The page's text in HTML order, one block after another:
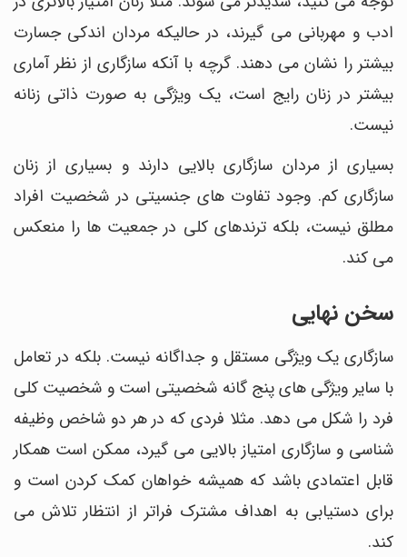
ادب و مهربانی می گیرند، در حالیکه مردان اندکی جسارت
بیشتر را نشان می دهند. گرچه با آنکه سازگاری از نظر آماری
بیشتر در زنان رایج است، یک ویژگی به صورت ذاتی زنانه
نیست.
بسیاری از مردان سازگاری بالایی دارند و بسیاری از زنان
سازگاری کم. وجود تفاوت های جنسیتی در شخصیت افراد
مطلق نیست، بلکه ترندهای کلی در جمعیت ها را منعکس
می کند.
سخن نهایی
سازگاری یک ویژگی مستقل و جداگانه نیست. بلکه در تعامل
با سایر ویژگی های پنج گانه شخصیتی است و شخصیت کلی
فرد را شکل می دهد. مثلا فردی که در هر دو شاخص وظیفه
شناسی و سازگاری امتیاز بالایی می گیرد، ممکن است همکار
قابل اعتمادی باشد که همیشه خواهان کمک کردن است و
برای دستیابی به اهداف مشترک فراتر از انتظار تلاش می
کند.